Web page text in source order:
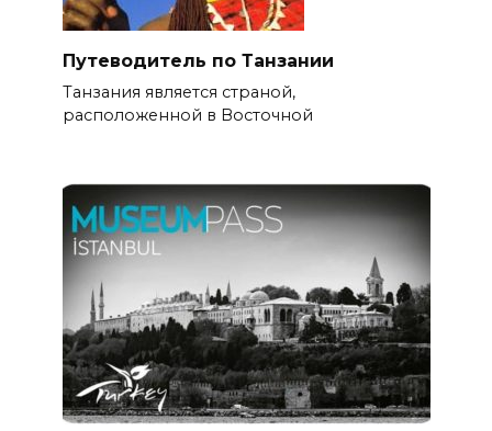
Путеводитель по Танзании
Танзания является страной,
расположенной в Восточной